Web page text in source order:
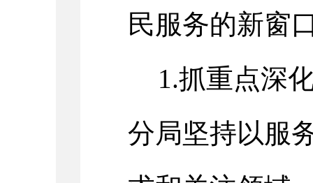
民服务的新窗
1.抓重点深
分局坚持以服